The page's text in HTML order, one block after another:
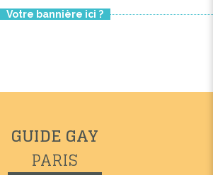
Votre bannière ici ?
GUIDE GAY
PARIS